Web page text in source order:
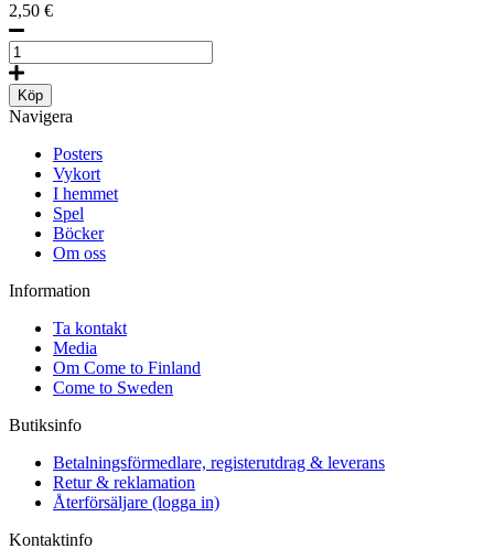
(on
demand
print)
mängd
2,50 €
Hanko
–
The
Water
tower,
Postcard
mängd
Köp
Navigera
Posters
Vykort
I hemmet
Spel
Böcker
Om oss
Information
Ta kontakt
Media
Om Come to Finland
Come to Sweden
Butiksinfo
Betalningsförmedlare, registerutdrag & leverans
Retur & reklamation
Återförsäljare (logga in)
Kontaktinfo